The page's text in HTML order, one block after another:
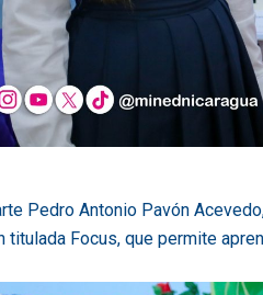
Pedro Antonio Pavón
titulada Focus, que permite